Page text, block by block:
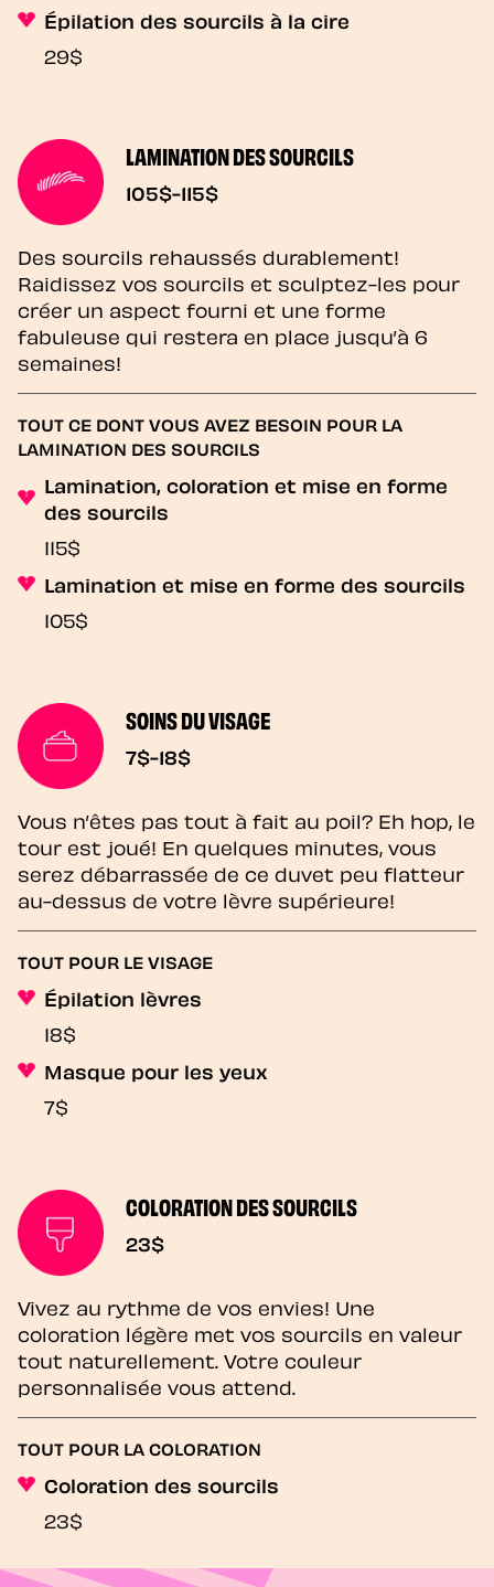
Épilation des sourcils à la cire
29$
LAMINATION DES SOURCILS
105$-115$
Des sourcils rehaussés durablement!
Raidissez vos sourcils et sculptez-les pour
créer un aspect fourni et une forme
fabuleuse qui restera en place jusqu’à 6
semaines!
TOUT CE DONT VOUS AVEZ BESOIN POUR LA
LAMINATION DES SOURCILS
Lamination, coloration et mise en forme
des sourcils
115$
Lamination et mise en forme des sourcils
105$
SOINS DU VISAGE
7$-18$
Vous n’êtes pas tout à fait au poil? Eh hop, le
tour est joué! En quelques minutes, vous
serez débarrassée de ce duvet peu flatteur
au-dessus de votre lèvre supérieure!
TOUT POUR LE VISAGE
Épilation lèvres
18$
Masque pour les yeux
7$
COLORATION DES SOURCILS
23$
Vivez au rythme de vos envies! Une
coloration légère met vos sourcils en valeur
tout naturellement. Votre couleur
personnalisée vous attend.
TOUT POUR LA COLORATION
Coloration des sourcils
23$